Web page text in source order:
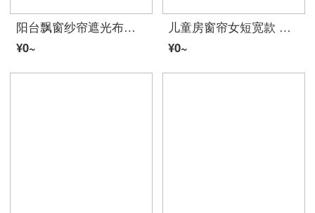
阳台飘窗纱帘遮光布遮阳布料 简约现代白纱阳台纱遮光帘成品沙白色布料（加工请咨询客服加工费） 银灰 宽2高2挂钩
¥0~
儿童房窗帘女短宽款 遮光布飘窗短帘简约现代儿童卧室租房平面窗帘 航海-绿色 宽4.0米X高2.0米打孔款一片
¥0~